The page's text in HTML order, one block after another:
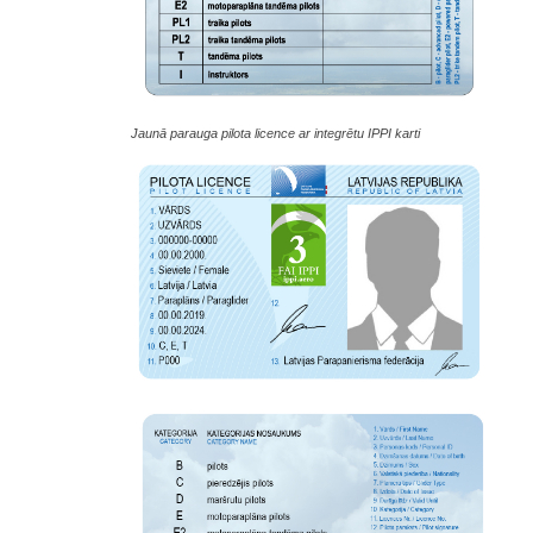
Jaunā parauga pilota licence ar integrētu IPPI karti